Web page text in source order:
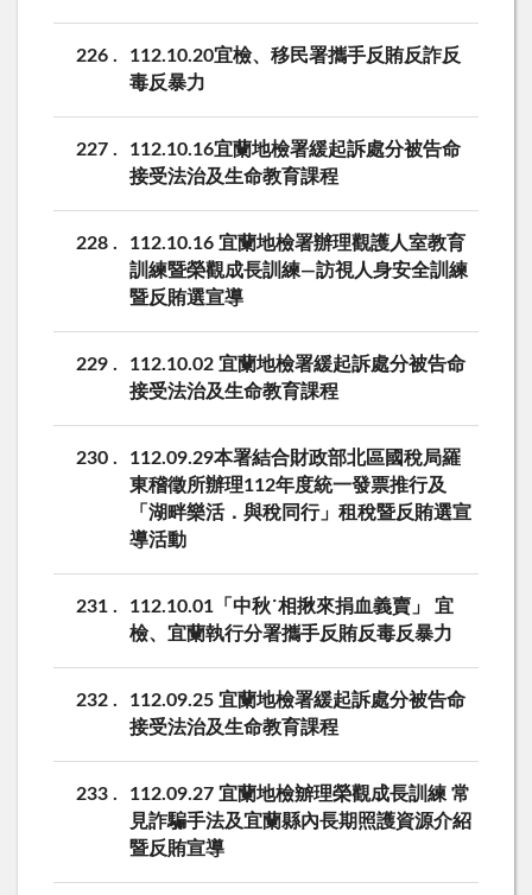
226
112.10.20宜檢、移民署攜手反賄反詐反
毒反暴力
227
112.10.16宜蘭地檢署緩起訴處分被告命
接受法治及生命教育課程
228
112.10.16 宜蘭地檢署辦理觀護人室教育
訓練暨榮觀成長訓練—訪視人身安全訓練
暨反賄選宣導
229
112.10.02 宜蘭地檢署緩起訴處分被告命
接受法治及生命教育課程
230
112.09.29本署結合財政部北區國稅局羅
東稽徵所辦理112年度統一發票推行及
「湖畔樂活．與稅同行」租稅暨反賄選宣
導活動
231
112.10.01「中秋˙相揪來捐血義賣」 宜
檢、宜蘭執行分署攜手反賄反毒反暴力
232
112.09.25 宜蘭地檢署緩起訴處分被告命
接受法治及生命教育課程
233
112.09.27 宜蘭地檢辧理榮觀成長訓練 常
見詐騙手法及宜蘭縣內長期照護資源介紹
暨反賄宣導